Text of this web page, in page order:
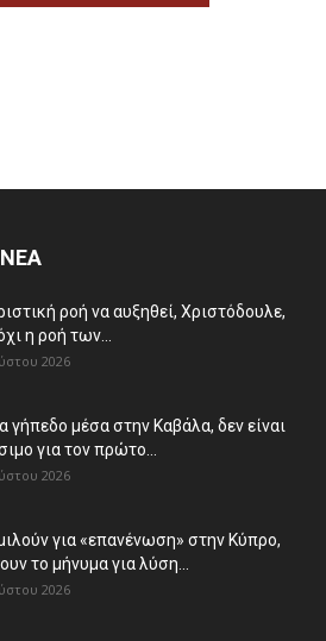
ροή να αυξηθεί, Χριστόδουλε,
η ροή των...
2026
γήπεδο μέσα στην Καβάλα, δεν είναι
για τον πρώτο...
2026
για «επανένωση» στην Κύπρο,
το μήνυμα για λύση...
2026